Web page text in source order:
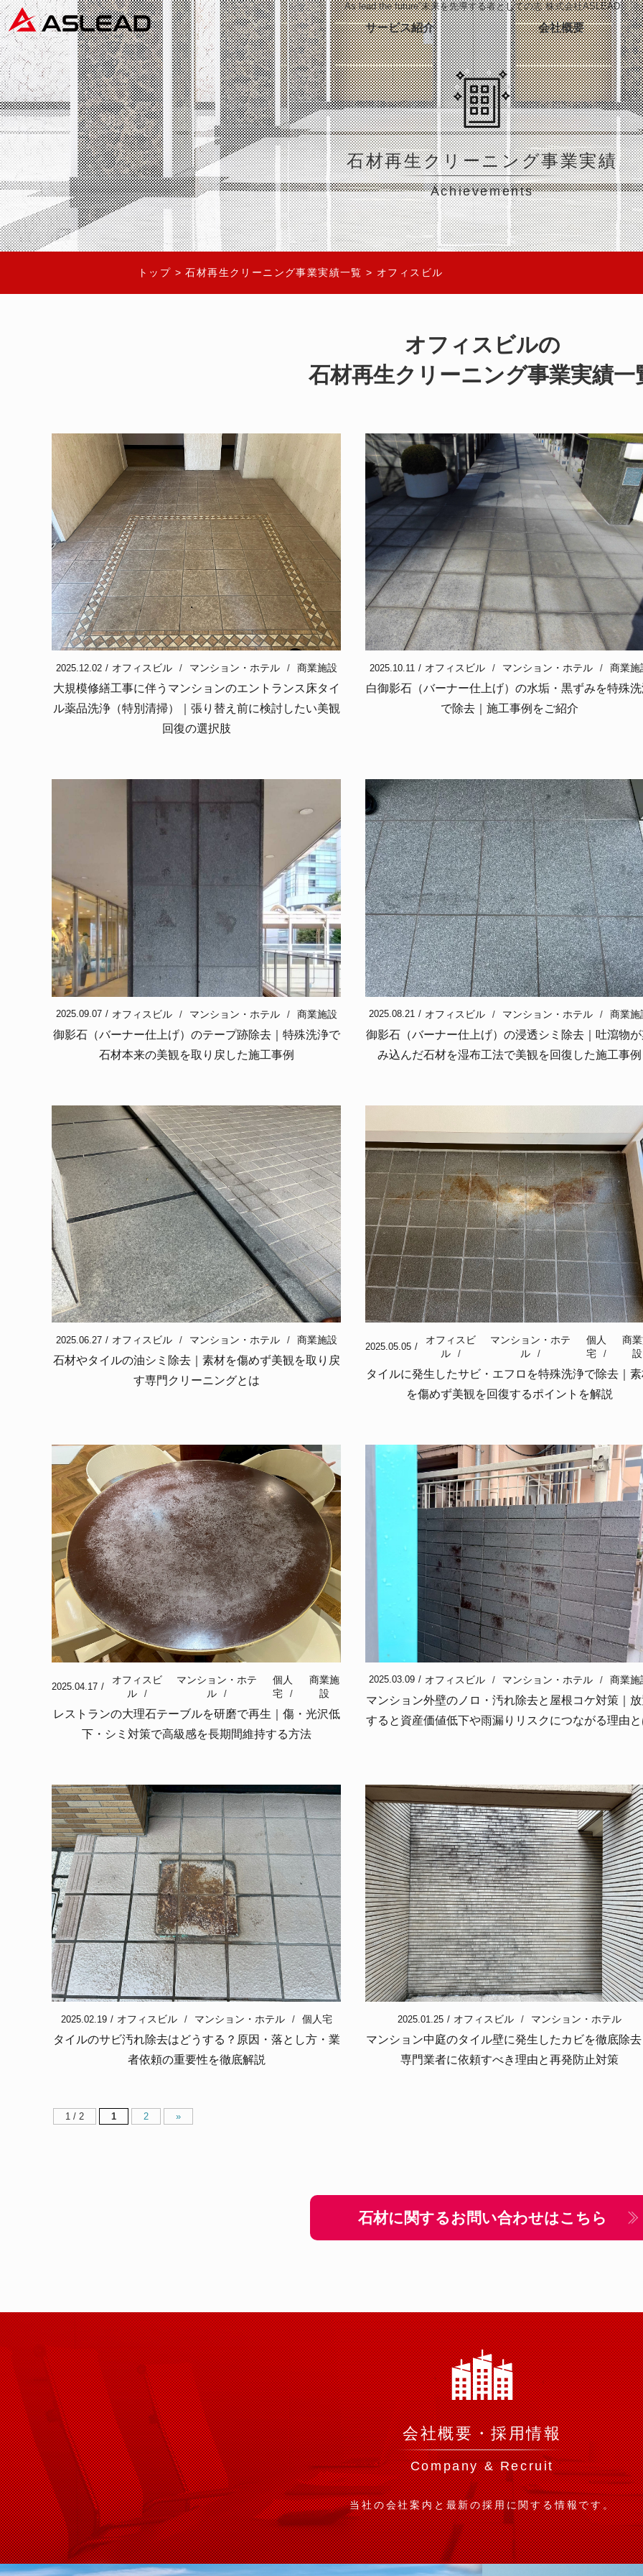
As lead the future”未来を先導する者としての志 株式会社ASLEAD
サービス紹介 会社概要
石材再生クリーニング事業実績
Achievements
トップ >石材再生クリーニング事業実績一覧 > オフィスビル
オフィスビルの
石材再生クリーニング事業実績一
2025.12.02 オフィスビル マンション・ホテル 商業施設
大規模修繕工事に伴うマンションのエントランス床タイ
ル薬品洗浄（特別清掃）｜張り替え前に検討したい美観
回復の選択肢
2025.10.11 オフィスビル マンション・ホテル 商業施
白御影石（バーナー仕上げ）の水垢・黒ずみを特殊
で除去｜施工事例をご紹介
2025.09.07 オフィスビル マンション・ホテル 商業施設
御影石（バーナー仕上げ）のテープ跡除去｜特殊洗浄で
石材本来の美観を取り戻した施工事例
2025.08.21 オフィスビル マンション・ホテル 商業施
御影石（バーナー仕上げ）の浸透シミ除去｜吐瀉物
み込んだ石材を湿布工法で美観を回復した施工事例
2025.06.27 オフィスビル マンション・ホテル 商業施設
石材やタイルの油シミ除去｜素材を傷めず美観を取り戻
す専門クリーニングとは
2025.05.05
オフィスビ
ル
マンション・ホテ
ル
個人
宅
商
設
タイルに発生したサビ・エフロを特殊洗浄で除去｜
を傷めず美観を回復するポイントを解説
2025.04.17
オフィスビ
ル
マンション・ホテ
ル
個人
宅
商業施
設
レストランの大理石テーブルを研磨で再生｜傷・光沢低
下・シミ対策で高級感を長期間維持する方法
2025.03.09 オフィスビル マンション・ホテル 商業施
マンション外壁のノロ・汚れ除去と屋根コケ対策｜
すると資産価値低下や雨漏りリスクにつながる理由
2025.02.19 オフィスビル マンション・ホテル 個人宅
タイルのサビ汚れ除去はどうする？原因・落とし方・業
者依頼の重要性を徹底解説
2025.01.25 オフィスビル マンション・ホテル
マンション中庭のタイル壁に発生したカビを徹底除
専門業者に依頼すべき理由と再発防止対策
1 / 2 1 2 »
石材に関するお問い合わせはこちら
会社概要・採用情報
Company & Recruit
当社の会社案内と最新の採用に関する情報です。